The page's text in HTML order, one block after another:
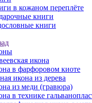
в кожаном переплёте
книги
книги
икона
в фарфоровом киоте
икона из дерева
из меди (гравюра)
в технике